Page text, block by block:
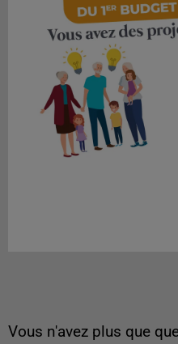
Vous n'avez plus que